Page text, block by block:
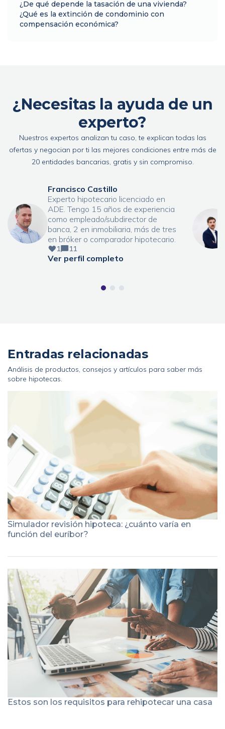
¿De qué depende la tasación de una vivienda?
¿Qué es la extinción de condominio con
compensación económica?
¿Necesitas la ayuda de un
experto?
Nuestros expertos analizan tu caso, te explican todas las
ofertas y negocian por ti las mejores condiciones entre más de
20 entidades bancarias, gratis y sin compromiso.
Francisco Castillo
Experto hipotecario licenciado en
ADE. Tengo 15 años de experiencia
como empleado/subdirector de
banca, 2 en inmobiliaria, más de tres
en bróker o comparador hipotecario.
1 11
Ver perfil completo
Entradas relacionadas
Análisis de productos, consejos y artículos para saber más
sobre hipotecas.
Simulador revisión hipoteca: ¿cuánto varía en
función del euríbor?
Estos son los requisitos para rehipotecar una casa